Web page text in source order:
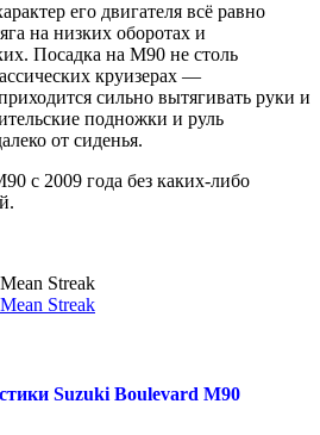
его двигателя всё равно
на низких оборотах и
Посадка на M90 не столь
круизерах —
сильно вытягивать руки и
подножки и руль
от сиденья.
с 2009 года без каких-либо
Streak
Streak
Suzuki Boulevard M90